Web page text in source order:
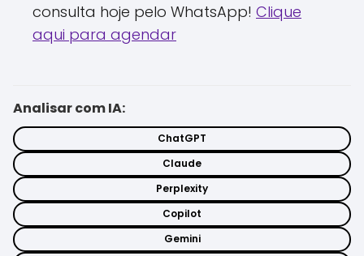
consulta hoje pelo WhatsApp! Clique
aqui para agendar
Analisar com IA:
ChatGPT
Claude
Perplexity
Copilot
Gemini